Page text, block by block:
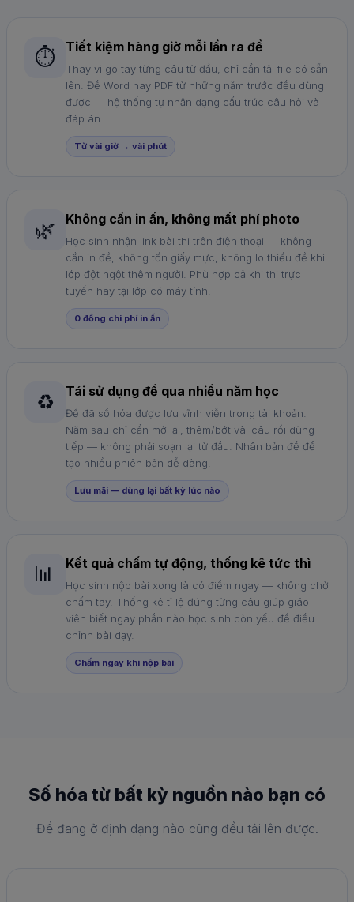
⏱️ Tiết kiệm hàng giờ mỗi lần ra đề
Thay vì gõ tay từng câu từ đầu, chỉ cần tải file có sẵn
lên. Đề Word hay PDF từ những năm trước đều dùng
được — hệ thống tự nhận dạng cấu trúc câu hỏi và
đáp án.
Từ vài giờ → vài phút
🌿 Không cần in ấn, không mất phí photo
Học sinh nhận link bài thi trên điện thoại — không
cần in đề, không tốn giấy mực, không lo thiếu đề khi
lớp đột ngột thêm người. Phù hợp cả khi thi trực
tuyến hay tại lớp có máy tính.
0 đồng chi phí in ấn
♻️ Tái sử dụng đề qua nhiều năm học
Đề đã số hóa được lưu vĩnh viễn trong tài khoản.
Năm sau chỉ cần mở lại, thêm/bớt vài câu rồi dùng
tiếp — không phải soạn lại từ đầu. Nhân bản đề để
tạo nhiều phiên bản dễ dàng.
Lưu mãi — dùng lại bất kỳ lúc nào
📊 Kết quả chấm tự động, thống kê tức thì
Học sinh nộp bài xong là có điểm ngay — không chờ
chấm tay. Thống kê tỉ lệ đúng từng câu giúp giáo
viên biết ngay phần nào học sinh còn yếu để điều
chỉnh bài dạy.
Chấm ngay khi nộp bài
Số hóa từ bất kỳ nguồn nào bạn có
Đề đang ở định dạng nào cũng đều tải lên được.